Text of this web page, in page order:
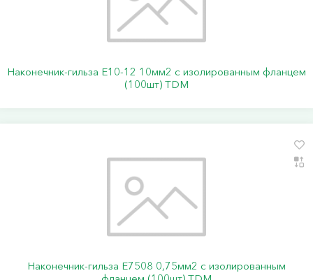
Наконечник-гильза Е10-12 10мм2 с изолированным фланцем
(100шт) TDM
Наконечник-гильза Е7508 0,75мм2 с изолированным